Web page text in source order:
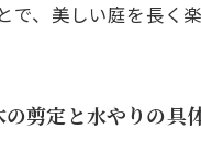
、美しい庭を長く楽
剪定と水やりの具